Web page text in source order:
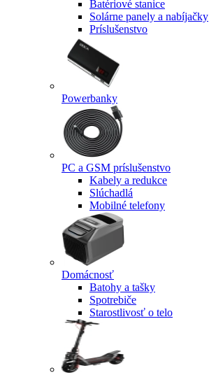
Batériové stanice
Solárne panely a nabíjačky
Príslušenstvo
Powerbanky
PC a GSM príslušenstvo
Kabely a redukce
Slúchadlá
Mobilné telefony
Domácnosť
Batohy a tašky
Spotrebiče
Starostlivosť o telo